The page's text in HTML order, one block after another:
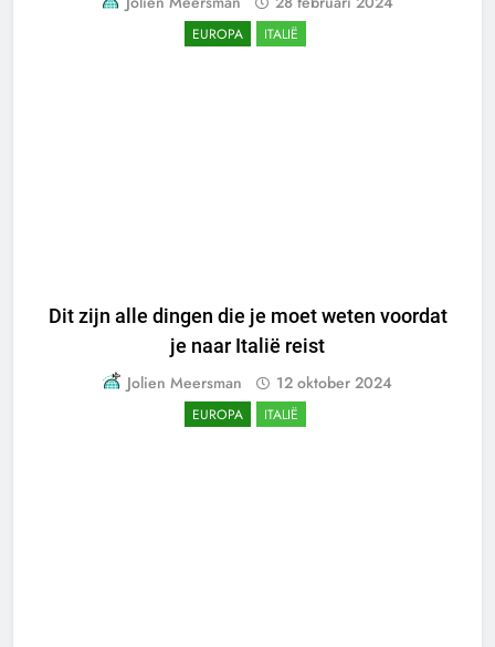
EUROPA ITALIË
Dit zijn alle dingen die je moet weten voordat
je naar Italië reist
Jolien Meersman 12 oktober 2024
EUROPA ITALIË